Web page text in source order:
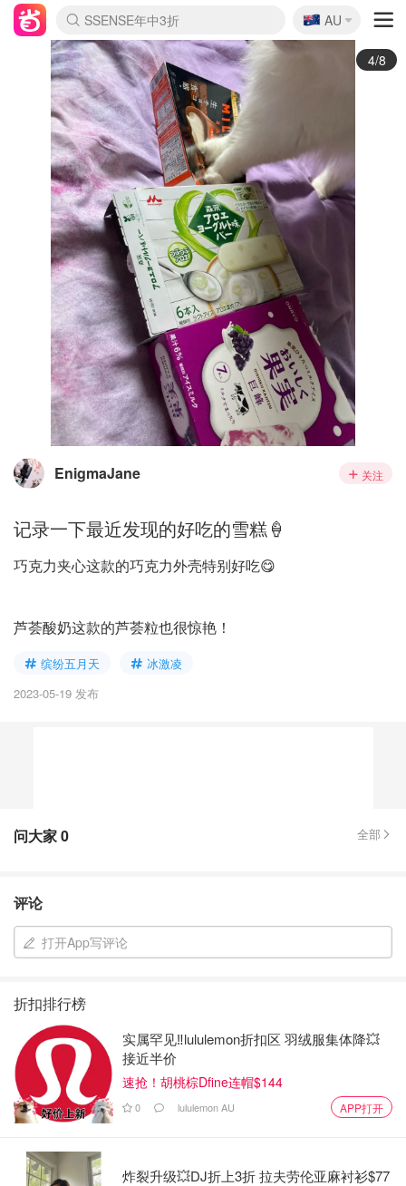
lululemon本周上新
Sasa美妆护肤3.5折
SSENSE年中3折
FreshBeauty好价汇总
Cettire降价+叠9折
Farfetch折上8折
WWS Coles超市实拍
viagogo二手票捡漏
Myer清仓1折起
The Outnet奢牌1折起
David Jones 3折起
Flannels大牌1折
Perfumes Club护肤1折
AMIRO返校季6.2折
Oweek抽奖送Airpods
Amazon折扣汇总
eToro入金$200送$50
Amazon数码好物
ICONIC本周7.5折
ThedoubleF高奢地板价
Moose Knuckles 6折
丝芙兰5折起
EUFY官网3.7折起
Selenichast首饰2折
Trip机票酒店促销
YSL送5件彩妆礼
Amazon家居好物
BIGBANG巡演开票
David Jones时尚3折
Amazon美妆护肤
雅漾大喷$8
过敏原检测盒$33
伊索独家赠50ml沐浴露
科颜氏送高保湿面霜
SEALIFE海洋馆门票6折
丝塔芙大白罐$16
订阅Newsletter送香薰
Cult Beauty 6.8折
Harrods圣诞日历2.3折
LN-CC奢牌私促3折
d'Alba空姐喷雾$16
EVE LOM套装逆天2折
Bernardelli独家4折
Adore Beauty 6折起
CT圣诞日历
Mytheresa奢品2.7折
🇦🇺
AU
4/8
EnigmaJane 关注
记录一下最近发现的好吃的雪糕🍦
巧克力夹心这款的巧克力外壳特别好吃😋
芦荟酸奶这款的芦荟粒也很惊艳！
缤纷五月天
冰激凌
2023-05-19 发布
问大家0 全部
评论
打开App写评论
折扣排行榜
实属罕见‼️lululemon折扣区 羽绒服集体降💥
接近半价
速抢！胡桃棕Dfine连帽$144
0 lululemon AU APP打开
炸裂升级💥DJ折上3折 拉夫劳伦亚麻衬衫$77